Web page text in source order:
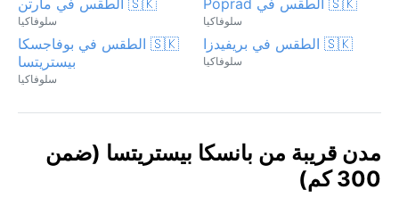
سلوفاكيا سلوفاكيا
🇸🇰 الطقس في بريفيدزا
سلوفاكيا
🇸🇰 الطقس في بوفاجسكا
بيستريتسا
سلوفاكيا
مدن قريبة من بانسكا بيستريتسا (ضمن
300 كم)